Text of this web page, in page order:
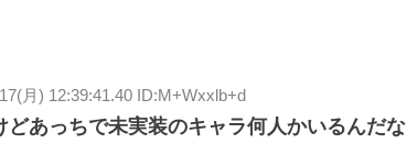
月) 12:39:41.40 ID:M+Wxxlb+d
あっちで未実装のキャラ何人かいるんだな